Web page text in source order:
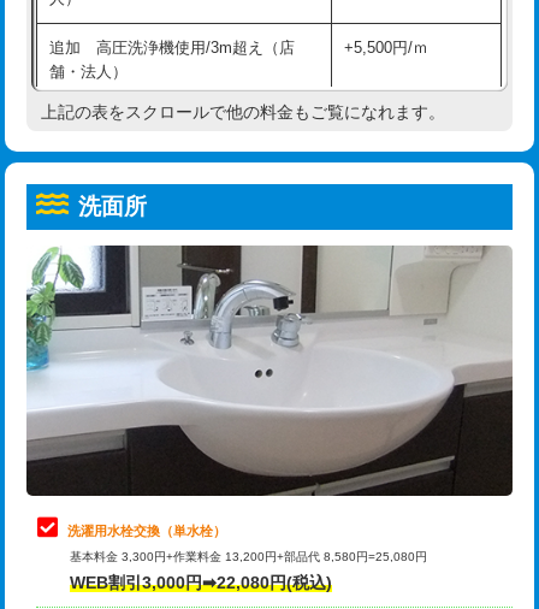
コンクリート斫り（厚さ10㎝超え）
モルタル補修（厚さ10㎝まで） 27,500円
モルタル補修（厚さ10㎝超え） 38,500円
洗面台設置 38,500円
追加人工
廃棄・処分 現場見積
※給水管工事は20mmまでの価格です。
給水管工事※（ホール加工)
給水管工事※（バンド止め) 3,300円
給水管工事※（支持金具設置) 5,500円
給水管工事※（保温材使用（バンド止
め込み）)
5,500円
給水管工事※（土の掘削・埋め戻し作
業)
11,000円
給水管工事※（塩ビ管（VP・HI）使
用/3ｍまで)
33,000円
給水管工事※（塩ビ管（VP・HI）使
用（追加）/3ｍ超え)
給水管工事※（ライニング鋼管・銅
管・ポリ管・HT管使用/3ｍまで)
44,000円
給水管工事※（ライニング鋼管・銅
管・ポリ管・HT管使用/3ｍ超え)
排水管工事（土の掘削・埋め戻し作
追加 高圧洗浄機使用/3m超え（店
舗・法人）
+5,500円/ｍ
高度高圧洗浄換 現地調査
トーラー機使用/3mまで
追加トーラー機使用/3m超え +3,300円
カメラ調査 33,000円
桝清掃
止水・漏水調査・防水処理・清掃・修
理・調整・分解・加工など（軽作業）
11,000円
止水・漏水調査・防水処理・清掃・修
理・調整・分解・加工など（中作業）
22,000円
止水・漏水調査・防水処理・清掃・修
理・調整・分解・加工など（重作業）
33,000円
上記の表をスクロールで他の料金もご覧になれます。
洗面所
洗濯用水栓交換（単水栓）
基本料金 3,300円+作業料金 13,200円+部品代 8,580円=25,080円
WEB割引3,000円➡22,080円(税込)